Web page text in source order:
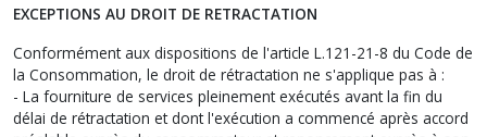
EXCEPTIONS AU DROIT DE RETRACTATION
Conformément aux dispositions de l'article L.121-21-8 du Code de
la Consommation, le droit de rétractation ne s'applique pas à :
- La fourniture de services pleinement exécutés avant la fin du
délai de rétractation et dont l'exécution a commencé après accord